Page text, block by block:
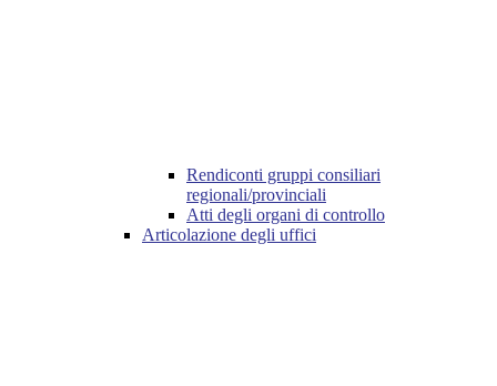
Rendiconti gruppi consiliari
regionali/provinciali
Atti degli organi di controllo
Articolazione degli uffici